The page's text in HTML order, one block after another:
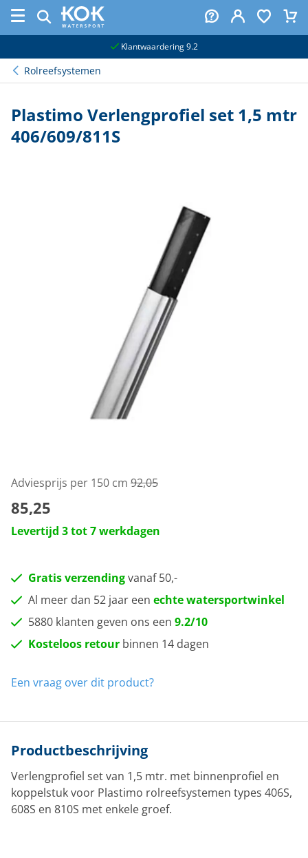
Klantwaardering 9.2
Rolreefsystemen
Plastimo Verlengprofiel set 1,5 mtr
406/609/811S
Adviesprijs per 150 cm 92,05
85,25
Levertijd 3 tot 7 werkdagen
Gratis verzendingvanaf 50,-
Al meer dan 52 jaar een echte watersportwinkel
5880 klanten geven ons een 9.2/10
Kosteloos retour binnen 14 dagen
Een vraag over dit product?
Productbeschrijving
Verlengprofiel set van 1,5 mtr. met binnenprofiel en
koppelstuk voor Plastimo rolreefsystemen types 406S,
608S en 810S met enkele groef.